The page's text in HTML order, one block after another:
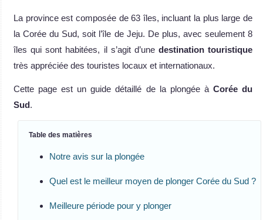
La province est composée de 63 îles, incluant la plus large de
la Corée du Sud, soit l’île de Jeju. De plus, avec seulement 8
îles qui sont habitées, il s’agit d’une destination touristique
très appréciée des touristes locaux et internationaux.
Cette page est un guide détaillé de la plongée à Corée du
Sud.
Table des matières
Notre avis sur la plongée
Quel est le meilleur moyen de plonger Corée du Sud ?
Meilleure période pour y plonger